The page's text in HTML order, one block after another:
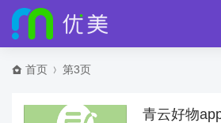
首页 第3页
青云好物